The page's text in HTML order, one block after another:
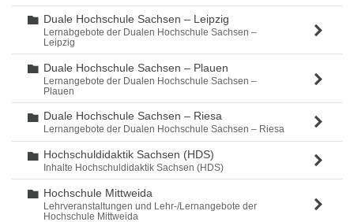
Ordner
Duale Hochschule Sachsen – Leipzig
Lernabgebote der Dualen Hochschule Sachsen –
Leipzig
Ordner
Duale Hochschule Sachsen – Plauen
Lernangebote der Dualen Hochschule Sachsen –
Plauen
Ordner
Duale Hochschule Sachsen – Riesa
Lernangebote der Dualen Hochschule Sachsen – Riesa
Ordner
Hochschuldidaktik Sachsen (HDS)
Inhalte Hochschuldidaktik Sachsen (HDS)
Ordner
Hochschule Mittweida
Lehrveranstaltungen und Lehr-/Lernangebote der
Hochschule Mittweida